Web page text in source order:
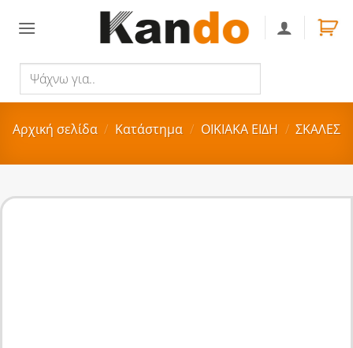
για..
Αρχική σελίδα / Κατάστημα / ΟΙΚΙΑΚA ΕΙΔΗ / ΣΚΑΛΕΣ